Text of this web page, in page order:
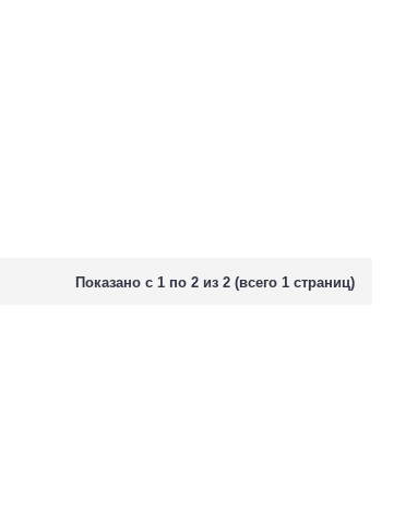
Показано с 1 по 2 из 2 (всего 1 страниц)